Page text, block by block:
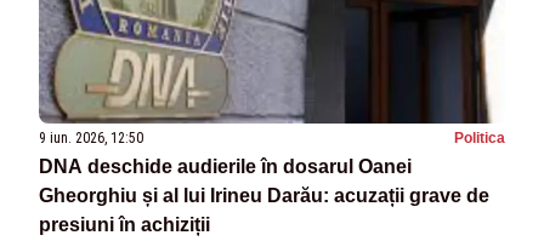
9 iun. 2026, 12:50 Politica
DNA deschide audierile în dosarul Oanei
Gheorghiu și al lui Irineu Darău: acuzații grave de
presiuni în achiziții